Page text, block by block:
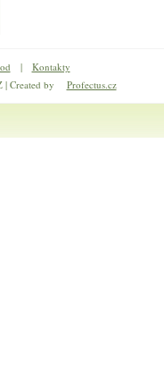
|
Kontakty
Created by
Profectus.cz